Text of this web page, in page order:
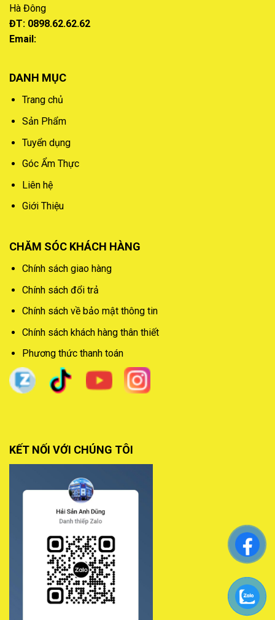
Hà Đông
ĐT: 0898.62.62.62
Email:
DANH MỤC
Trang chủ
Sản Phẩm
Tuyển dụng
Góc Ẩm Thực
Liên hệ
Giới Thiệu
CHĂM SÓC KHÁCH HÀNG
Chính sách giao hàng
Chính sách đổi trả
Chính sách về bảo mật thông tin
Chính sách khách hàng thân thiết
Phương thức thanh toán
KẾT NỐI VỚI CHÚNG TÔI